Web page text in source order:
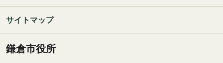
サイトマップ
鎌倉市役所